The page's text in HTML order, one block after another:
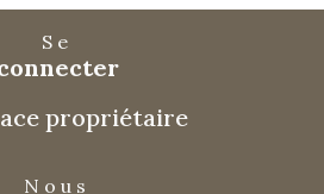
Se
propriétaire
Nous